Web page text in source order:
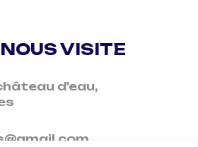
VISITE
d'eau,